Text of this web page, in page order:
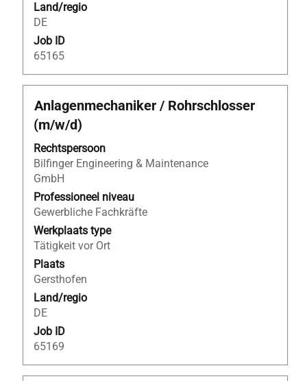
Land/regio
DE
Job ID
65165
Titel
Anlagenmechaniker / Rohrschlosser
(m/w/d)
Rechtspersoon
Bilfinger Engineering & Maintenance
GmbH
Professioneel niveau
Gewerbliche Fachkräfte
Werkplaats type
Tätigkeit vor Ort
Plaats
Gersthofen
Land/regio
DE
Job ID
65169
Selecteer
deze
spatiebalk
om
de
volledige
inhoud
van
de
functiegegevens
weer
te
geven.